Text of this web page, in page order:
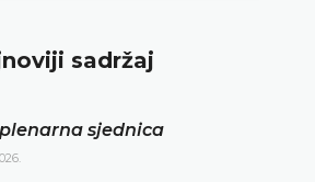
sadržaj
plenarna sjednica